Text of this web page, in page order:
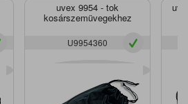
uvex 9954 - tok
kosárszemüvegekhez
U9954360